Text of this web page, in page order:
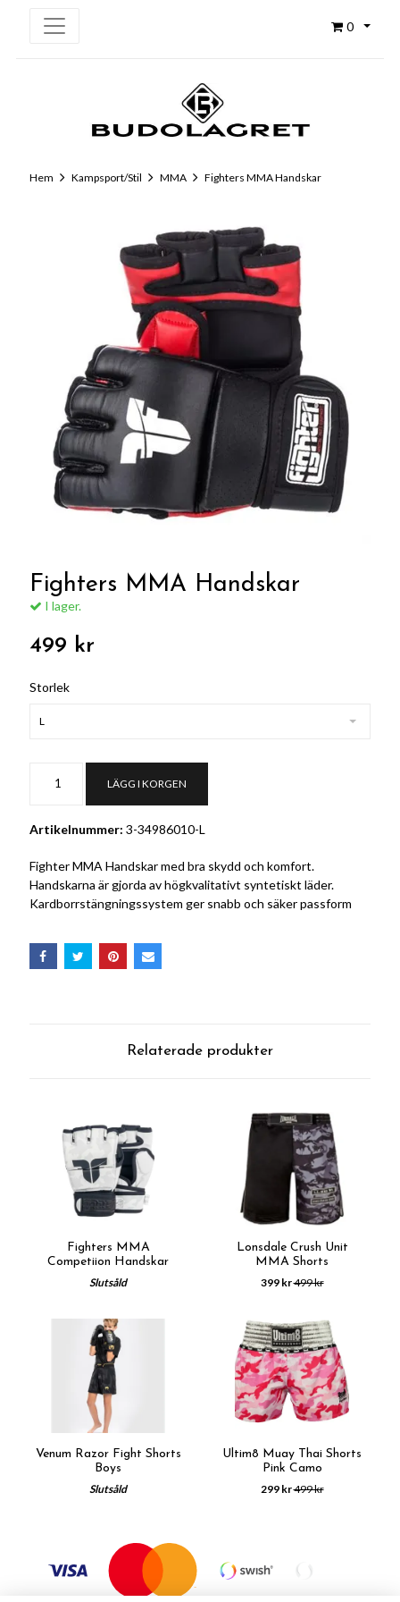
0
Hem Kampsport/Stil MMA Fighters MMA Handskar
Fighters MMA Handskar
I lager.
499 kr
Storlek
L
LÄGG I KORGEN
Artikelnummer: 3-34986010-L
Fighter MMA Handskar med bra skydd och komfort.
Handskarna är gjorda av högkvalitativt syntetiskt läder.
Kardborrstängningssystem ger snabb och säker passform
Relaterade produkter
Fighters MMA
Competiion Handskar
Slutsåld
Lonsdale Crush Unit
MMA Shorts
399 kr499 kr
Venum Razor Fight Shorts
Boys
Slutsåld
Ultim8 Muay Thai Shorts
Pink Camo
299 kr499 kr